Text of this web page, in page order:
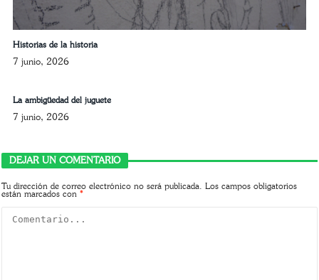
Historias de la historia
7 junio, 2026
La ambigüedad del juguete
7 junio, 2026
DEJAR UN COMENTARIO
Tu dirección de correo electrónico no será publicada.
Los campos obligatorios
están marcados con*